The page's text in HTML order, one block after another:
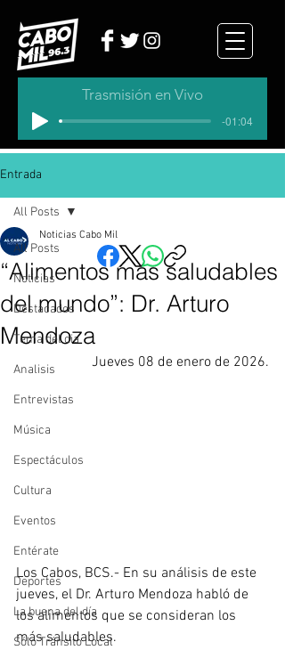
Trasmisión en Vivo
-01:04
Entrada
All Posts
Noticias
Destacados
Tema del dia
Analisis
Entrevistas
Música
Espectáculos
Cultura
Eventos
Entérate
Deportes
La buena del día
Sólo Tránsito Local
All Posts
“Alimentos más saludables
del mundo”: Dr. Arturo
Mendoza
Noticias Cabo Mil
Jueves 08 de enero de 2026.
Los Cabos, BCS.- En su análisis de este
jueves, el Dr. Arturo Mendoza habló de
los alimentos que se consideran los
más saludables.